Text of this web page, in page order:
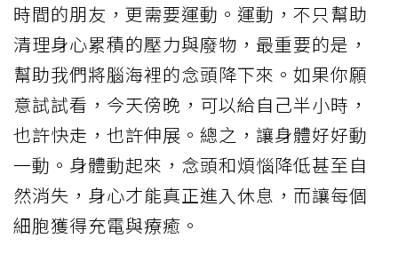
時間的朋友，更需要運動。運動，不只幫助
清理身心累積的壓力與廢物，最重要的是，
幫助我們將腦海裡的念頭降下來。如果你願
意試試看，今天傍晚，可以給自己半小時，
也許快走，也許伸展。總之，讓身體好好動
一動。身體動起來，念頭和煩惱降低甚至自
然消失，身心才能真正進入休息，而讓每個
細胞獲得充電與療癒。